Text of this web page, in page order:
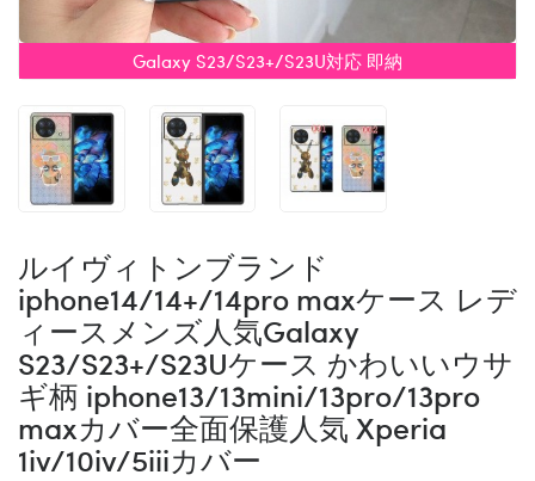
Galaxy S23/S23+/S23U対応 即納
ルイヴィトンブランド
iphone14/14+/14pro maxケース レデ
ィースメンズ人気Galaxy
S23/S23+/S23Uケース かわいいウサ
ギ柄 iphone13/13mini/13pro/13pro
maxカバー全面保護人気 Xperia
1iv/10iv/5iiiカバー